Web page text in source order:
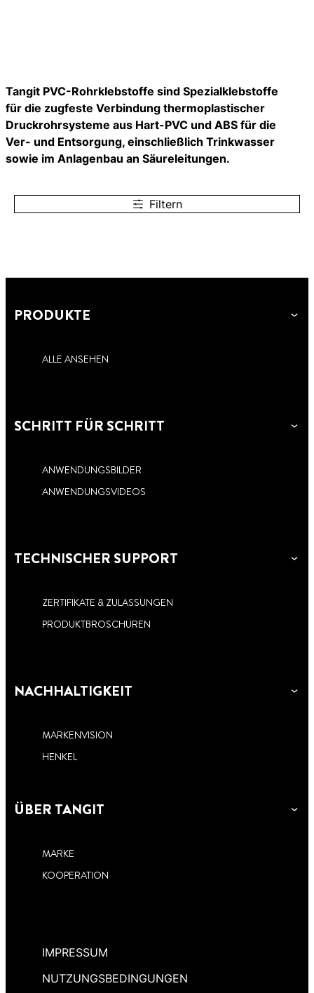
Tangit PVC-Rohrklebstoffe sind Spezialklebstoffe
für die zugfeste Verbindung thermoplastischer
Druckrohrsysteme aus Hart-PVC und ABS für die
Ver- und Entsorgung, einschließlich Trinkwasser
sowie im Anlagenbau an Säureleitungen.
Filtern
PRODUKTE
ALLE ANSEHEN
SCHRITT FÜR SCHRITT
ANWENDUNGSBILDER
ANWENDUNGSVIDEOS
TECHNISCHER SUPPORT
ZERTIFIKATE & ZULASSUNGEN
PRODUKTBROSCHÜREN
NACHHALTIGKEIT
MARKENVISION
HENKEL
ÜBER TANGIT
MARKE
KOOPERATION
IMPRESSUM
NUTZUNGSBEDINGUNGEN